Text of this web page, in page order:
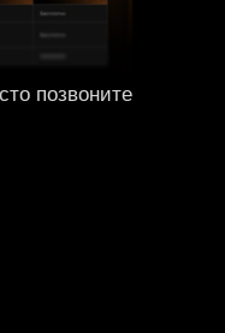
персональных
позвоните